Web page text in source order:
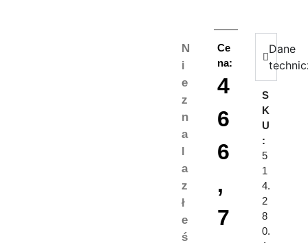
N
i
e
z
n
a
l
a
z
ł
e
ś
Ce
na:
4
6
6
,
7
Dane
S
K
U
:
5
1
4.
2
8
0.